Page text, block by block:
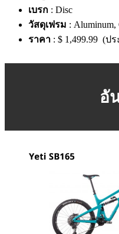
เบรก : Disc
วัสดุเฟรม : Aluminum,
ราคา : $ 1,499.99 (ป
อั